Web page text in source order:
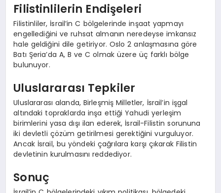
Filistinlilerin Endişeleri
Filistinliler, İsrail’in C bölgelerinde inşaat yapmayı
engellediğini ve ruhsat almanın neredeyse imkansız
hale geldiğini dile getiriyor. Oslo 2 anlaşmasına göre
Batı Şeria’da A, B ve C olmak üzere üç farklı bölge
bulunuyor.
Uluslararası Tepkiler
Uluslararası alanda, Birleşmiş Milletler, İsrail’in işgal
altındaki topraklarda inşa ettiği Yahudi yerleşim
birimlerini yasa dışı ilan ederek, İsrail-Filistin sorununa
iki devletli çözüm getirilmesi gerektiğini vurguluyor.
Ancak İsrail, bu yöndeki çağrılara karşı çıkarak Filistin
devletinin kurulmasını reddediyor.
Sonuç